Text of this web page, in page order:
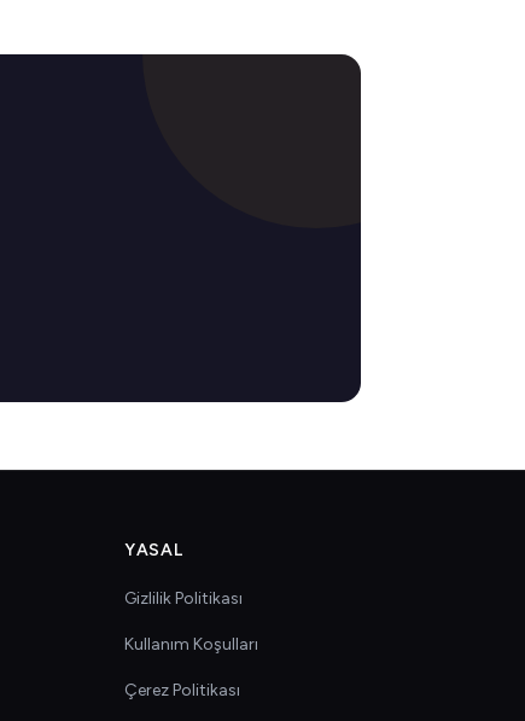
YASAL
Gizlilik Politikası
Kullanım Koşulları
Çerez Politikası